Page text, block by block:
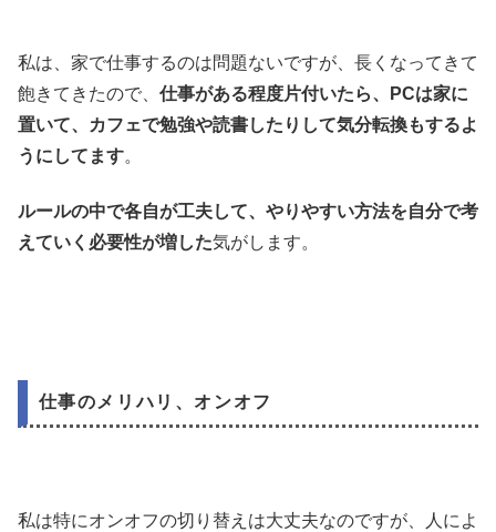
私は、家で仕事するのは問題ないですが、長くなってきて
飽きてきたので、 仕事がある程度片付いたら、PCは家に
置いて、カフェで勉強や読書したりして気分転換もするよ
うにしてます。
ルールの中で各自が工夫して、やりやすい方法を自分で考
えていく必要性が増した気がします。
仕事のメリハリ、オンオフ
私は特にオンオフの切り替えは大丈夫なのですが、人によ